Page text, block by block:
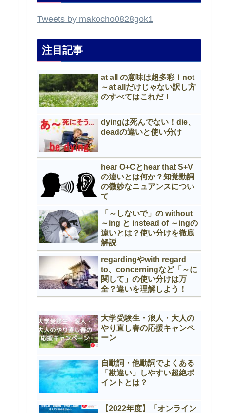
Tweets by makocho0828gok1
注目記事
at all の意味は超多彩！not
～at allだけじゃない訳し方
のすべてはこれだ！
dyingは死んでない！die、
deadの違いと使い分け
hear O+Cとhear that S+V
の違いとは何か？知覚動詞
の微妙なニュアンスについ
て
「～しないで」の without
～ing と instead of ～ingの
違いとは？使い分けを徹底
解説
regardingやwith regard
to、concerningなど「～に
関して」の使い分けは万
全？違いを理解しよう！
大学受験生・浪人・大人の
やり直し春の応援キャンペ
ーン
自動詞・他動詞でよくある
「勘違い」しやすい超絶ポ
イントとは？
【2022年度】「オンライン